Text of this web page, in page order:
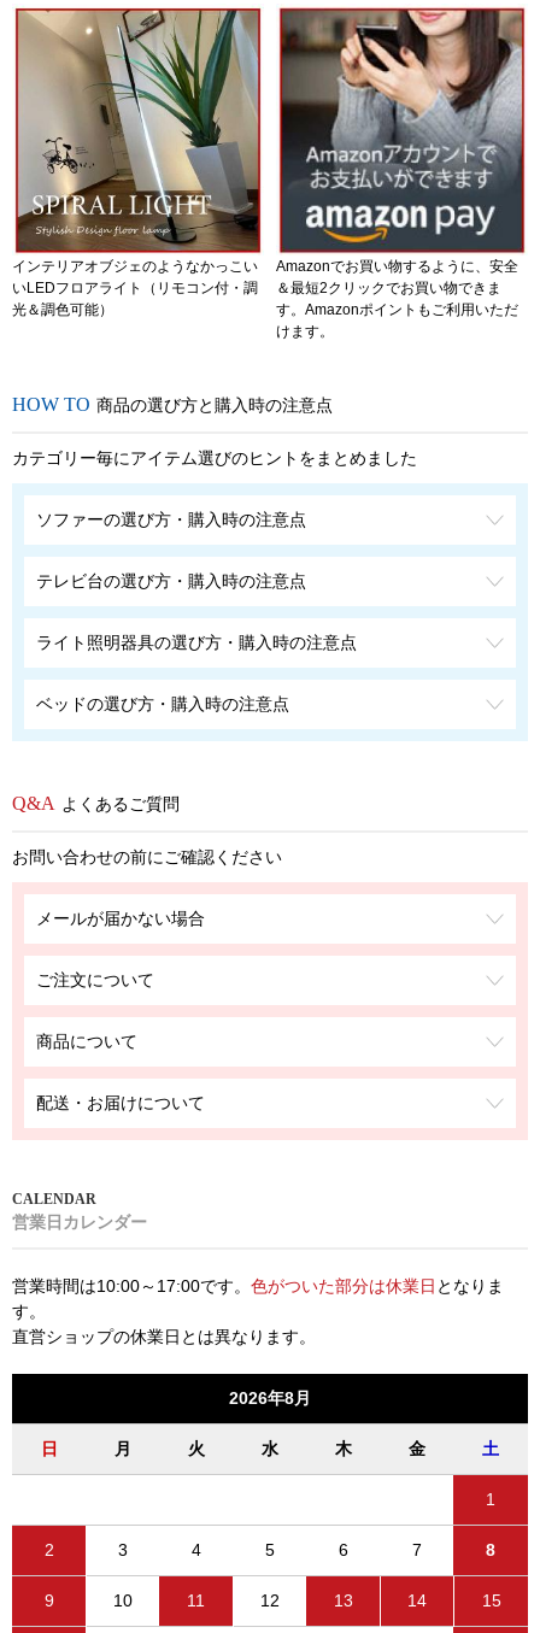
インテリアオブジェのようなかっこい
いLEDフロアライト（リモコン付・調
光＆調色可能）
Amazonでお買い物するように、安全
＆最短2クリックでお買い物できま
す。Amazonポイントもご利用いただ
けます。
商品の選び方と購入時の注意点
カテゴリー毎にアイテム選びのヒントをまとめました
ソファーの選び方・購入時の注意点
テレビ台の選び方・購入時の注意点
ライト照明器具の選び方・購入時の注意点
ベッドの選び方・購入時の注意点
よくあるご質問
お問い合わせの前にご確認ください
メールが届かない場合
ご注文について
商品について
配送・お届けについて
営業日カレンダー
営業時間は10:00～17:00です。 色がついた部分は休業日 となりま
す。
直営ショップの休業日とは異なります。
2026年8月
日 月 火 水 木 金 土
1
2 3 4 5 6 7 8
9 10 11 12 13 14 15